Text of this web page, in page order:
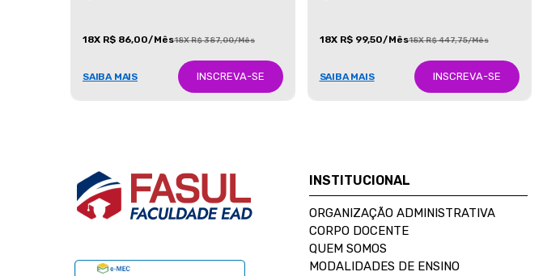
18X R$ 86,00/Mês18X R$ 387,00/Mês
SAIBA MAIS INSCREVA-SE
18X R$ 99,50/Mês18X R$ 447,75/Mês
SAIBA MAIS INSCREVA-SE
INSTITUCIONAL
ORGANIZAÇÃO ADMINISTRATIVA
CORPO DOCENTE
QUEM SOMOS
MODALIDADES DE ENSINO